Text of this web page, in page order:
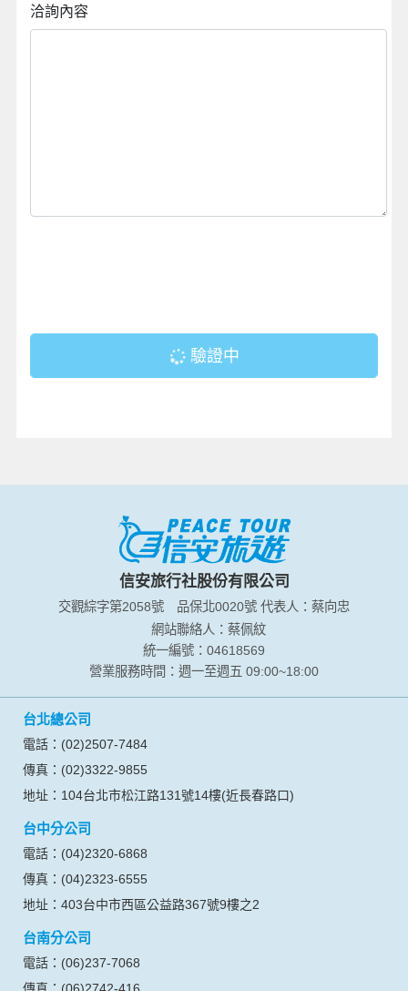
洽詢內容
驗證中
信安旅行社股份有限公司
交觀綜字第2058號 品保北0020號 代表人：蔡向忠
網站聯絡人：蔡佩紋
統一編號：04618569
營業服務時間：週一至週五 09:00~18:00
台北總公司
電話：(02)2507-7484
傳真：(02)3322-9855
地址：104台北市松江路131號14樓(近長春路口)
台中分公司
電話：(04)2320-6868
傳真：(04)2323-6555
地址：403台中市西區公益路367號9樓之2
台南分公司
電話：(06)237-7068
傳真：(06)2742-416